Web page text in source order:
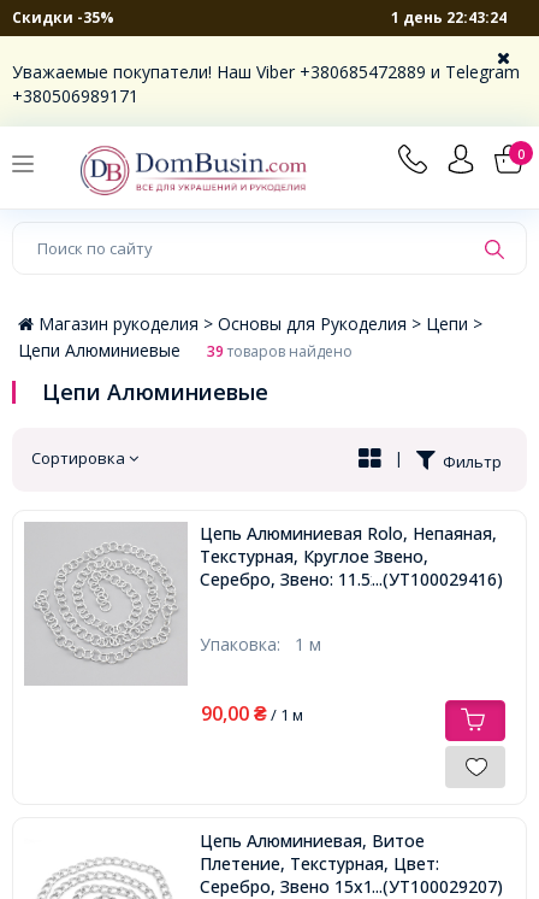
Скидки -35% 1 день 22:43:23
Уважаемые покупатели! Наш Viber +380685472889 и Telegram
+380506989171
0
×
Магазин рукоделия > Основы для Рукоделия > Цепи >
Цепи Алюминиевые
39товаров найдено
Цепи Алюминиевые
Сортировка Фильтр
|
Цепь Алюминиевая Rolo, Непаяная,
Текстурная, Круглое Звено,
Серебро, Звено: 11.5х2мм,...(УТ100029416)
Упаковка: 1 м
90,00 ₴/ 1 м
Цепь Алюминиевая, Витое
Плетение, Текстурная, Цвет:
Серебро, Звено 15х10х2мм,...(УТ100029207)